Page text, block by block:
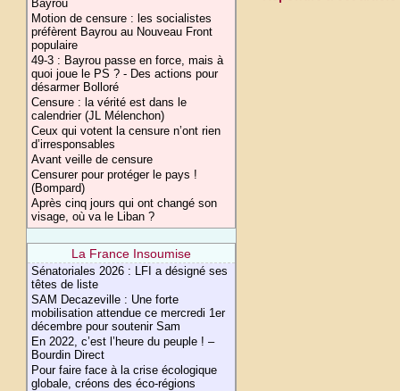
Bayrou
Motion de censure : les socialistes
préfèrent Bayrou au Nouveau Front
populaire
49-3 : Bayrou passe en force, mais à
quoi joue le PS ? - Des actions pour
désarmer Bolloré
Censure : la vérité est dans le
calendrier (JL Mélenchon)
Ceux qui votent la censure n’ont rien
d’irresponsables
Avant veille de censure
Censurer pour protéger le pays !
(Bompard)
Après cinq jours qui ont changé son
visage, où va le Liban ?
La France Insoumise
Sénatoriales 2026 : LFI a désigné ses
têtes de liste
SAM Decazeville : Une forte
mobilisation attendue ce mercredi 1er
décembre pour soutenir Sam
En 2022, c’est l’heure du peuple ! –
Bourdin Direct
Pour faire face à la crise écologique
globale, créons des éco-régions